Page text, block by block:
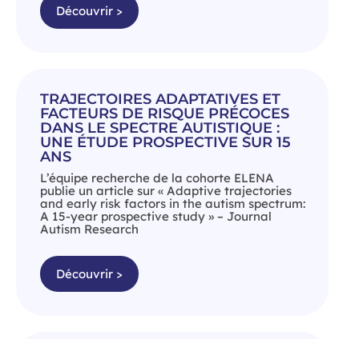
Découvrir >
TRAJECTOIRES ADAPTATIVES ET
FACTEURS DE RISQUE PRÉCOCES
DANS LE SPECTRE AUTISTIQUE :
UNE ÉTUDE PROSPECTIVE SUR 15
ANS
L’équipe recherche de la cohorte ELENA
publie un article sur « Adaptive trajectories
and early risk factors in the autism spectrum:
A 15-year prospective study » – Journal
Autism Research
Découvrir >